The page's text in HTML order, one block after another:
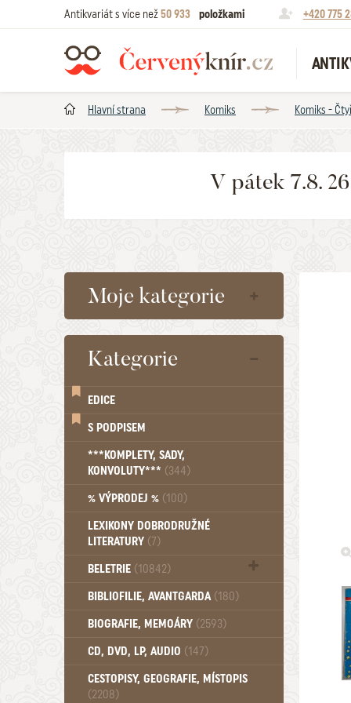
Antikvariát s více než50 933 položkami +420 775
Hlavní strana Komiks Komiks -
V pátek 7.8.
Moje kategorie
Kategorie
EDICE
S PODPISEM
***KOMPLETY, SADY,
KONVOLUTY*** (344)
% VÝPRODEJ % (100)
LEXIKONY DOBRODRUŽNÉ
LITERATURY (7)
BELETRIE (10842)
Beletrie - Historická (1388)
Beletrie - Povídky (1758)
Beletrie - Válečné romány (489)
Beletrie - Ženské a dívčí romány
(1522)
BIBLIOFILIE, AVANTGARDA (180)
BIOGRAFIE, MEMOÁRY (2593)
CD, DVD, LP, AUDIO (147)
CESTOPISY, GEOGRAFIE, MÍSTOPIS
(2208)